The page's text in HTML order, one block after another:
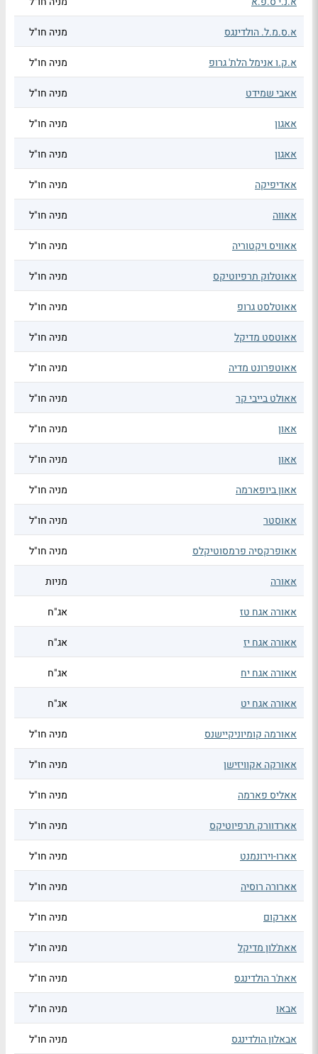
א.ס.מ.ל. הולדינגס מניה חו"ל
א.ק.ו אנימל הלת' גרופ מניה חו"ל
אאבי שמידט מניה חו"ל
אאגון מניה חו"ל
אאגון מניה חו"ל
אאדיפיקה מניה חו"ל
אאווה מניה חו"ל
אאוויס ויקטוריה מניה חו"ל
אאוטלוק תרפיוטיקס מניה חו"ל
אאוטלסט גרופ מניה חו"ל
אאוטסט מדיקל מניה חו"ל
אאוטפרונט מדיה מניה חו"ל
אאולט בייבי קר מניה חו"ל
אאון מניה חו"ל
אאון מניה חו"ל
אאון ביופארמה מניה חו"ל
אאוסטר מניה חו"ל
אאופרקסיה פרמסוטיקלס מניה חו"ל
אאורה מניות
אאורה אגח טז אג"ח
אאורה אגח יז אג"ח
אאורה אגח יח אג"ח
אאורה אגח יט אג"ח
אאורמה קומיוניקיישנס מניה חו"ל
אאורקה אקוויזישן מניה חו"ל
אאליס פארמה מניה חו"ל
אארדוורק תרפיוטיקס מניה חו"ל
אארו-וירונמנט מניה חו"ל
אארורה רוסיה מניה חו"ל
אארקום מניה חו"ל
אאת'לון מדיקל מניה חו"ל
אאת'ר הולדינגס מניה חו"ל
אבאו מניה חו"ל
אבאלון הולדינגס מניה חו"ל